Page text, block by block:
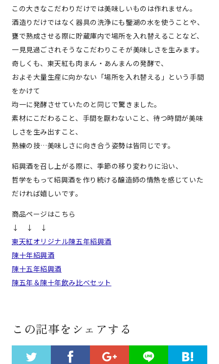
この大きなこだわりだけでは美味しいものは作れません。
酒造りだけではなく器具の洗浄にも鑒湖の水を使うことや、
甕で熟成させる際に貯蔵庫内で場所を入れ替えることなど、
一見見過ごされそうなこだわりこそが美味しさを生みます。
奇しくも、東天紅も肉まん・あんまんの発酵で、
およそ大量生産に向かない「場所を入れ替える」という手間
をかけて
均一に発酵させていたのと同じで驚きました。
素材にこだわること、手間を厭わないこと、待つ時間が美味
しさを生み出すこと、
熟練の技…美味しさに向き合う姿勢は皆同じです。
紹興酒を召し上がる際に、季節の移り変わりに沿い、
哲学をもって紹興酒を作り続ける醸造師の情熱を感じていた
だければ嬉しいです。
商品ページはこちら
↓ ↓ ↓
東天紅オリジナル陳五年紹興酒
陳十年紹興酒
陳十五年紹興酒
陳五年＆陳十年飲み比べセット
この記事をシェアする